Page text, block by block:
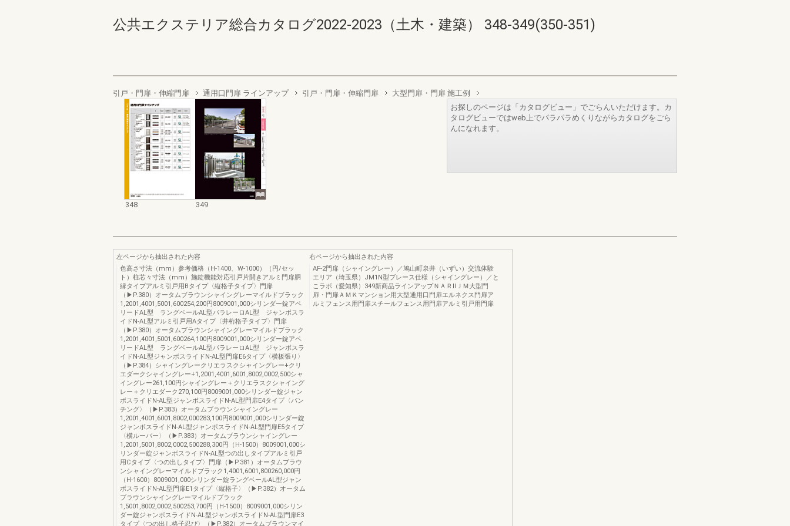
公共エクステリア総合カタログ2022-2023（土木・建築） 348-349(350-351)
引戸・門扉・伸縮門扉 通用口門扉 ラインアップ 引戸・門扉・伸縮門扉 大型門扉・門扉 施工例
348 349
お探しのページは「カタログビュー」でごらんいただけます。カ
タログビューではweb上でパラパラめくりながらカタログをごら
んになれます。
左ページから抽出された内容
色高さ寸法（mm）参考価格（H-1400、W-1000）（円/セッ
ト）柱芯々寸法（mm）施錠機能対応引戸片開きアルミ門扉胴
縁タイプアルミ引戸用Bタイプ〈縦格子タイプ〉門扉
（▶P.380）オータムブラウンシャイングレーマイルドブラック
1,2001,4001,5001,600254,200円8009001,000シリンダー錠アペ
リードAL型 ラングベールAL型パラレーロAL型 ジャンボスラ
イドN-AL型アルミ引戸用Aタイプ〈井桁格子タイプ〉門扉
（▶P.380）オータムブラウンシャイングレーマイルドブラック
1,2001,4001,5001,600264,100円8009001,000シリンダー錠アペ
リードAL型 ラングベールAL型パラレーロAL型 ジャンボスラ
イドN-AL型ジャンボスライドN-AL型門扉E6タイプ〈横板張り〉
（▶P.384）シャイングレークリエラスクシャイングレー+クリ
エダークシャイングレー+1,2001,4001,6001,8002,0002,500シャ
イングレー261,100円シャイングレー＋クリエラスクシャイング
レー＋クリエダーク270,100円8009001,000シリンダー錠ジャン
ボスライドN-AL型ジャンボスライドN-AL型門扉E4タイプ〈パン
チング〉（▶P.383）オータムブラウンシャイングレー
1,2001,4001,6001,8002,000283,100円8009001,000シリンダー錠
ジャンボスライドN-AL型ジャンボスライドN-AL型門扉E5タイプ
〈横ルーバー〉（▶P.383）オータムブラウンシャイングレー
1,2001,5001,8002,0002,500288,300円（H-1500）8009001,000シ
リンダー錠ジャンボスライドN-AL型つの出しタイプアルミ引戸
用Cタイプ〈つの出しタイプ〉門扉（▶P.381）オータムブラウ
ンシャイングレーマイルドブラック1,4001,6001,800260,000円
（H-1600）8009001,000シリンダー錠ラングベールAL型ジャン
ボスライドN-AL型門扉E1タイプ〈縦格子〉（▶P.382）オータム
ブラウンシャイングレーマイルドブラック
1,5001,8002,0002,500253,700円（H-1500）8009001,000シリン
ダー錠ジャンボスライドN-AL型ジャンボスライドN-AL型門扉E3
タイプ〈つの出し格子忍び〉（▶P.382）オータムブラウンマイ
右ページから抽出された内容
AF-2門扉（シャイングレー）／鳩山町泉井（いずい）交流体験
エリア（埼玉県）JM1N型ブレース仕様（シャイングレー）／と
こラボ（愛知県）349新商品ラインアップＮＡＲⅡＪＭ大型門
扉・門扉ＡＭＫマンション用大型通用口門扉エルネクス門扉ア
ルミフェンス用門扉スチールフェンス用門扉アルミ引戸用門扉